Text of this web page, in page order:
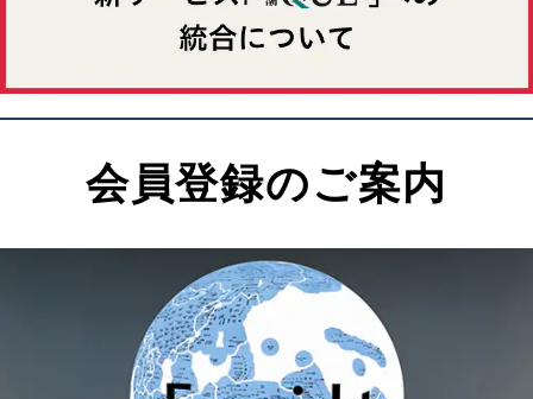
会員登録のご案内